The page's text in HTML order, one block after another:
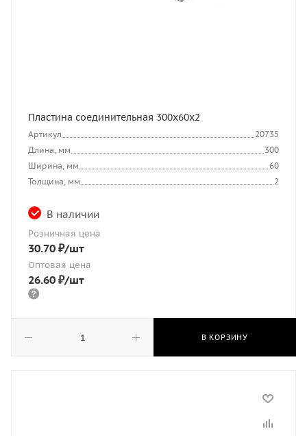
Пластина соединительная 300х60х2
Артикул
20735
Длина, мм
300
Ширина, мм
60
Толщина, мм
2
В наличии
Розничная цена
30.70 ₽/шт
Оптовая цена
26.60 ₽/шт
В КОРЗИНУ